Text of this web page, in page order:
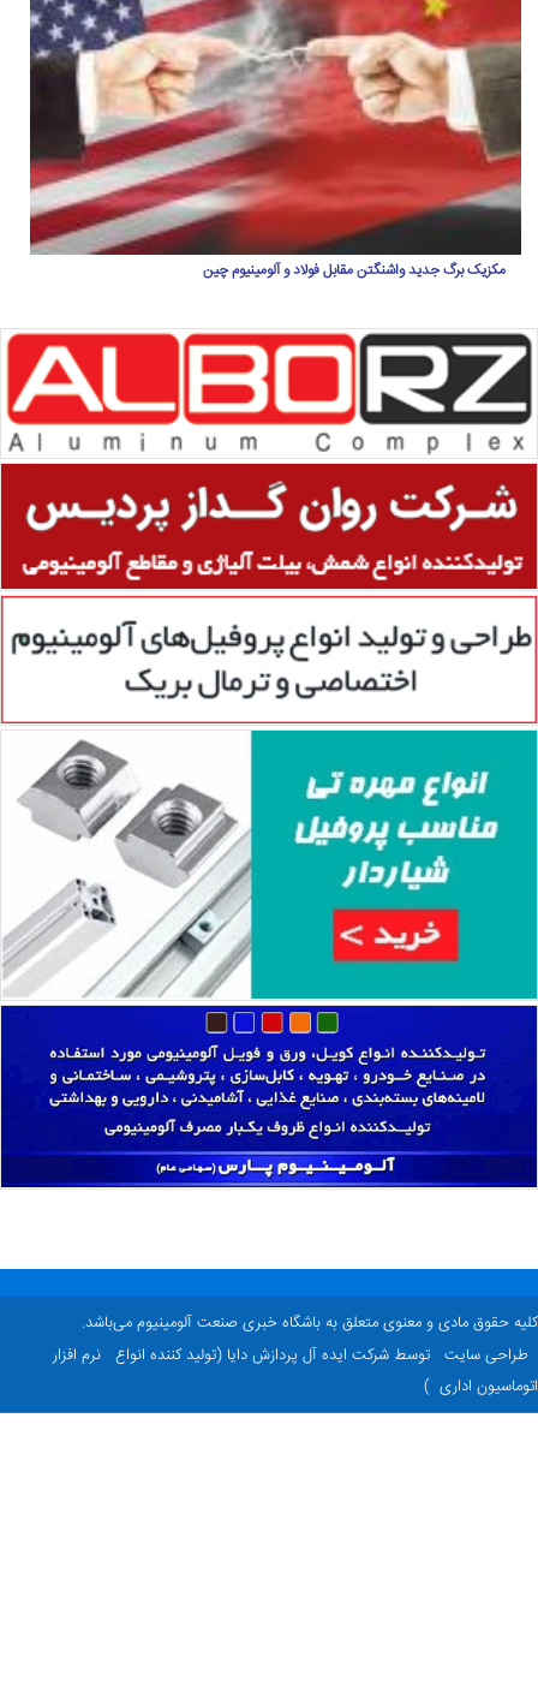
مکزیک برگ جدید واشنگتن مقابل فولاد و آلومینیوم چین
حقوق مادی و معنوی متعلق به باشگاه خبری صنعت آلومینیوم می‌باشد.
سایت توسط شرکت ایده آل پردازش دایا (تولید کننده انواع نرم افزار
اداری )